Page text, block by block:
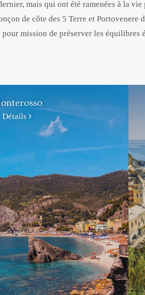
mais qui ont été ramenées à la
de côte des 5 Terre et Portovenere
mission de préserver les équilibres
Détails